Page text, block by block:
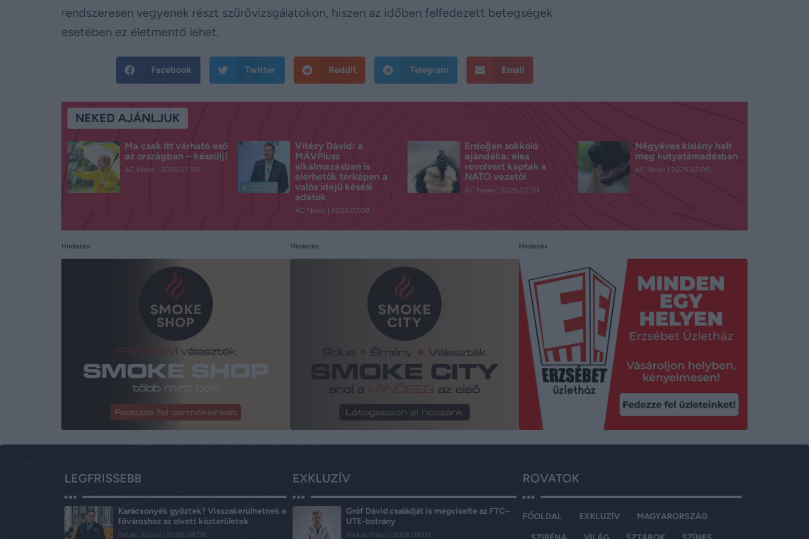
rendszeresen vegyenek részt szűrővizsgálatokon, hiszen az időben felfedezett betegségek
esetében ez életmentő lehet.
Facebook Twitter Reddit Telegram Email
NEKED AJÁNLJUK
Ma csak itt várható eső
az országban – készülj!
AC News 2026.07.09.
Vitézy Dávid: a
MÁVPlusz
alkalmazásban is
elérhetők térképen a
valós idejű késési
adatok
AC News 2026.07.09.
Erdoğan sokkoló
ajándéka: éles
revolvert kaptak a
NATO vezetői
AC News 2026.07.09.
Négyéves kislány halt
meg kutyatámadásban
AC News 2026.07.09.
Hirdetés Hirdetés Hirdetés
LEGFRISSEBB
Karácsonyék győztek? Visszakerülhetnek a
fővároshoz az elvett közterületek
Pataki József 2026.08.08.
EXKLUZÍV
Gróf Dávid családját is megviselte az FTC–
UTE-botrány
Farkas Márió 2026.08.07.
ROVATOK
FŐOLDAL EXKLUZÍV MAGYARORSZÁG